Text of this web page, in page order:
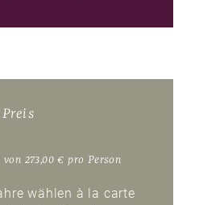
Preis
273,00 € pro Person
wählen à la carte